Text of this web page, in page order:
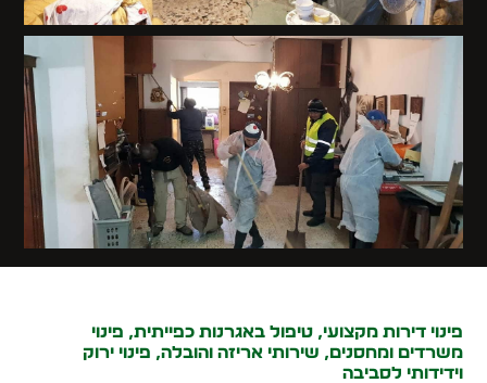
פינוי דירות מקצועי, טיפול באגרנות כפייתית, פינוי
משרדים ומחסנים, שירותי אריזה והובלה, פינוי ירוק
וידידותי לסביבה